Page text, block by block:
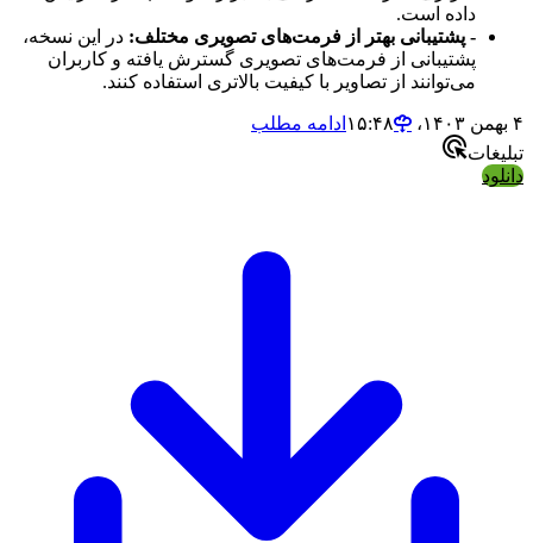
داده است.
- پشتیبانی بهتر از فرمت‌های تصویری مختلف: در این نسخه،
پشتیبانی از فرمت‌های تصویری گسترش یافته و کاربران
می‌توانند از تصاویر با کیفیت بالاتری استفاده کنند.
۴ بهمن ۱۴۰۳،‏ ۱۵:۴۸
ادامه مطلب
تبلیغات
دانلود